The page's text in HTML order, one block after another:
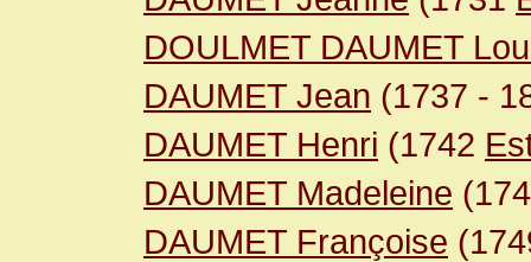
DOULMET DAUMET
DAUMET Jean (1737 -
DAUMET Henri (1742
DAUMET Madeleine
DAUMET Françoise